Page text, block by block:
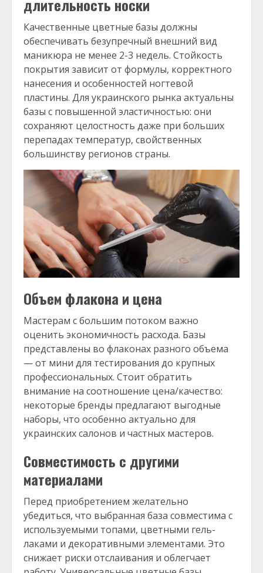
длительность носки
Качественные цветные базы должны
обеспечивать безупречный внешний вид
маникюра не менее 2-3 недель. Стойкость
покрытия зависит от формулы, корректного
нанесения и особенностей ногтевой
пластины. Для украинского рынка актуальны
базы с повышенной эластичностью: они
сохраняют целостность даже при больших
перепадах температур, свойственных
большинству регионов страны.
Объем флакона и цена
Мастерам с большим потоком важно
оценить экономичность расхода. Базы
представлены во флаконах разного объема
— от мини для тестирования до крупных
профессиональных. Стоит обратить
внимание на соотношение цена/качество:
некоторые бренды предлагают выгодные
наборы, что особенно актуально для
украинских салонов и частных мастеров.
Совместимость с другими
материалами
Перед приобретением желательно
убедиться, что выбранная база совместима с
используемыми топами, цветными гель-
лаками и декоративными элементами. Это
снижает риски отслаивания и облегчает